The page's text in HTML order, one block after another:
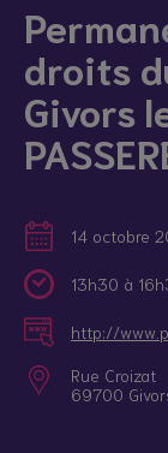
droits
Givors
14 octobre
13h30 à
http://
Rue Croizat
69700